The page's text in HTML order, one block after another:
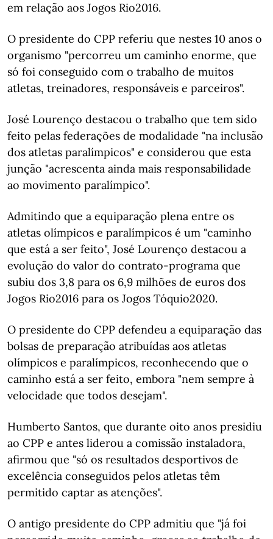
em relação aos Jogos Rio2016.
O presidente do CPP referiu que nestes 10 anos o
organismo "percorreu um caminho enorme, que
só foi conseguido com o trabalho de muitos
atletas, treinadores, responsáveis e parceiros".
José Lourenço destacou o trabalho que tem sido
feito pelas federações de modalidade "na inclusão
dos atletas paralímpicos" e considerou que esta
junção "acrescenta ainda mais responsabilidade
ao movimento paralímpico".
Admitindo que a equiparação plena entre os
atletas olímpicos e paralímpicos é um "caminho
que está a ser feito", José Lourenço destacou a
evolução do valor do contrato-programa que
subiu dos 3,8 para os 6,9 milhões de euros dos
Jogos Rio2016 para os Jogos Tóquio2020.
O presidente do CPP defendeu a equiparação das
bolsas de preparação atribuídas aos atletas
olímpicos e paralímpicos, reconhecendo que o
caminho está a ser feito, embora "nem sempre à
velocidade que todos desejam".
Humberto Santos, que durante oito anos presidiu
ao CPP e antes liderou a comissão instaladora,
afirmou que "só os resultados desportivos de
excelência conseguidos pelos atletas têm
permitido captar as atenções".
O antigo presidente do CPP admitiu que "já foi